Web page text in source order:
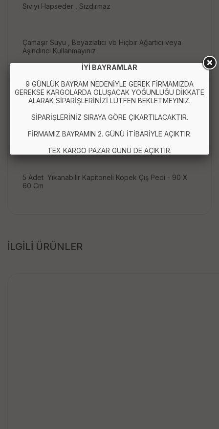
Sıvıyı Hapseder , Sızdırmaz
Çamaşır Suyu , Beyazlatıcı vb Hiçbir Ağartıcı veya
Aşındırıcı Kullanmayınız
Kesinlikle Ütülemeyiniz
5 Adet Yıkanabilir Kapitoneli Köpek Çiş Pedi - 90 X
60 Cm
İLGİLİ ÜRÜNLER
İYİ BAYRAMLAR
9 GÜNLÜK BAYRAM NEDENİYLE GEREK FİRMAMIZDA
GEREKSE KARGOLARDA OLUŞACAK YOĞUNLUĞU DİKKATE
ALARAK SİPARİŞLERİNİZİ LÜTFEN BEKLETMEYINIZ.
SİPARİŞLERİNİZ SIRAYA GÖRE ÇIKARTILACAKTIR.
FİRMAMIZ BAYRAMIN 2. GÜNÜ İTİBARİYLE AÇIKTIR.
TEX KARGO PAZAR GÜNÜ DE AÇIKTIR.